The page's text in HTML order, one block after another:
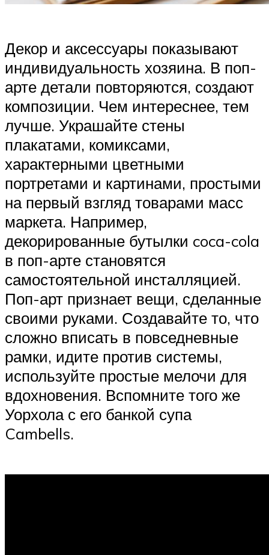
Декор и аксессуары показывают
индивидуальность хозяина. В поп-
арте детали повторяются, создают
композиции. Чем интереснее, тем
лучше. Украшайте стены
плакатами, комиксами,
характерными цветными
портретами и картинами, простыми
на первый взгляд товарами масс
маркета. Например,
декорированные бутылки coca-cola
в поп-арте становятся
самостоятельной инсталляцией.
Поп-арт признает вещи, сделанные
своими руками. Создавайте то, что
сложно вписать в повседневные
рамки, идите против системы,
используйте простые мелочи для
вдохновения. Вспомните того же
Уорхола с его банкой супа
Cambells.